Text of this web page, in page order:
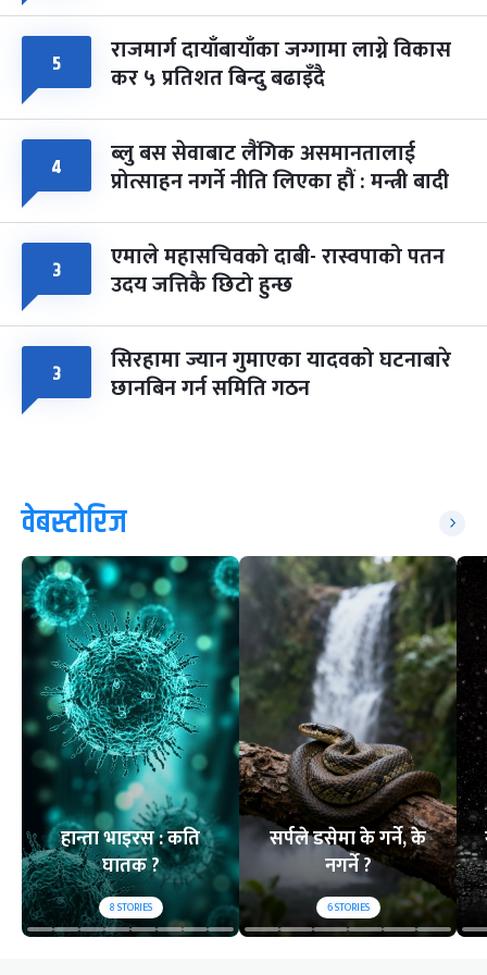
५ राजमार्ग दायाँबायाँका जग्गामा लाग्ने विकास
कर ५ प्रतिशत बिन्दु बढाइँदै
४ ब्लु बस सेवाबाट लैंगिक असमानतालाई
प्रोत्साहन नगर्ने नीति लिएका हौं : मन्त्री बादी
३ एमाले महासचिवको दाबी- रास्वपाको पतन
उदय जत्तिकै छिटो हुन्छ
३ सिरहामा ज्यान गुमाएका यादवको घटनाबारे
छानबिन गर्न समिति गठन
वेबस्टोरिज
हान्ता भाइरस : कति
घातक ?
8STORIES
सर्पले डसेमा के गर्ने, के
नगर्ने ?
6STORIES